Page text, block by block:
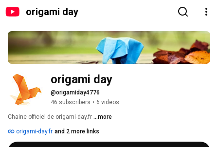
origami day
origami day
@origamiday4776
46 subscribers • 6 videos
Chaine officiel de origami-day.fr ...more
origami-day.fr and 2 more links